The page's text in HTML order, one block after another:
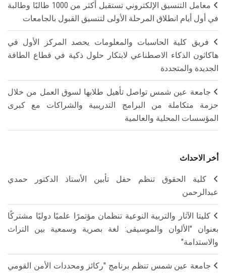
معامل التنسيق الإلكتروني تستقبل أكثر من 1000 طالبًا وطالبة
في أول أيام انطلاق المرحلة الأولى لتنسيق القبول بالجامعات
فريق كلية الحاسبات والمعلومات يحصد المركز الأول في
هاكاثون الذكاء الاصطناعي لابتكار حلول ذكية في قطاع الطاقة
الجديدة والمتجددة
جامعة عين شمس تواصل تأهيل طلابها لسوق العمل من خلال
حزمة متكاملة من البرامج التدريبية والشراكات مع كبرى
المؤسسات المحلية والعالمية
أخر الاحداث
كلية الحقوق تنظم حفل تأبين الأستاذ الدكتور حمدي
عبدالرحمن
كليتا الآثار والتربية النوعية تنظمان مؤتمرًا علميًا دوليًا مشتركًا
بعنوان "الألوان والموسيقى: لغة بصرية وسمعية بين التراث
والاستدامة"
جامعة عين شمس تنظم برنامج "ركائز ومحددات الأمن القومي